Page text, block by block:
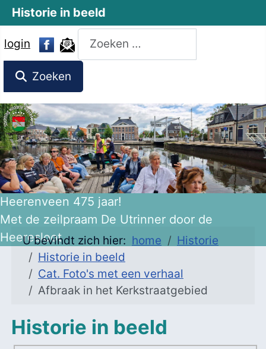
login
Zoeken
Zoeken
U bevindt zich hier: home
Historie
Historie in beeld
Cat. Foto's met een verhaal
Afbraak in het Kerkstraatgebied
Historie in beeld
Historie in beeld